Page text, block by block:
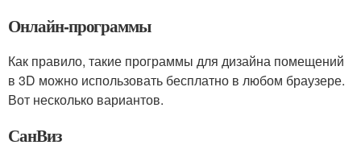
Онлайн-программы
Как правило, такие программы для дизайна помещений
в 3D можно использовать бесплатно в любом браузере.
Вот несколько вариантов.
СанВиз